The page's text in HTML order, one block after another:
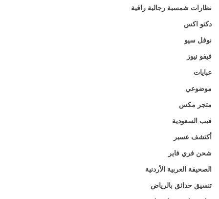
نظارات شمسية رجالية راقية
دكتو اكس
نوفل سيو
فيفو نيوز
عبايات
موضوعي
متجر مكس
فيب السعودية
أكتشف عسير
شحن فري فاير
الصحيفة العربية الأردنية
تنسيق حدائق بالرياض